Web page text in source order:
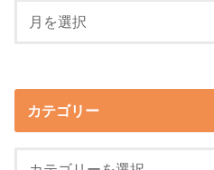
カテゴリー